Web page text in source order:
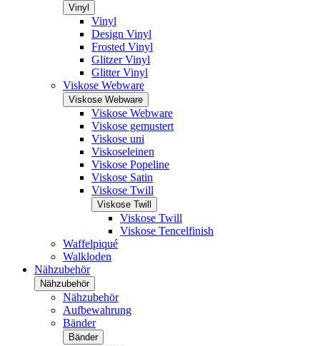
Vinyl
Vinyl
Design Vinyl
Frosted Vinyl
Glitzer Vinyl
Glitter Vinyl
Viskose Webware
Viskose Webware
Viskose Webware
Viskose gemustert
Viskose uni
Viskoseleinen
Viskose Popeline
Viskose Satin
Viskose Twill
Viskose Twill
Viskose Twill
Viskose Tencelfinish
Waffelpiqué
Walkloden
Nähzubehör
Nähzubehör
Nähzubehör
Aufbewahrung
Bänder
Bänder